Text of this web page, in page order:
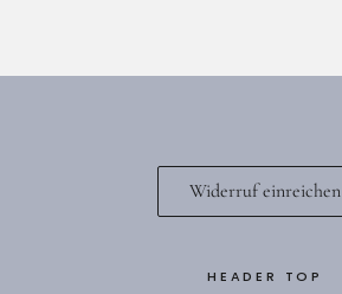
Widerruf einreichen
HEADER TOP